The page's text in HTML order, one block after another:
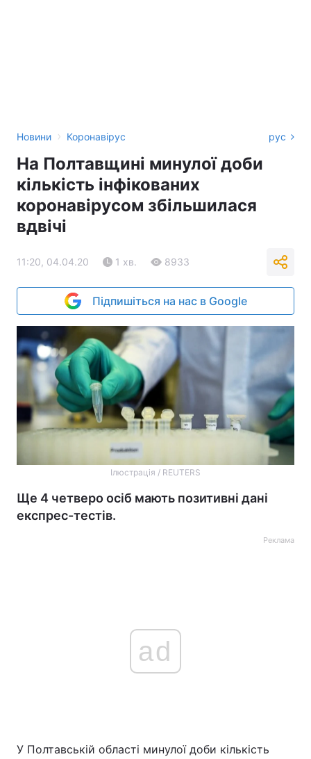
Новини › Коронавірус рус
На Полтавщині минулої доби
кількість інфікованих
коронавірусом збільшилася
вдвічі
11:20, 04.04.20 1 хв. 8933
Підпишіться на нас в Google
Ілюстрація / REUTERS
Ще 4 четверо осіб мають позитивні дані
експрес-тестів.
Реклама
ad
У Полтавській області минулої доби кількість